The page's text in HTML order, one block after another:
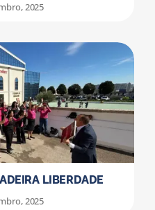
2025
LIBERDADE
2025